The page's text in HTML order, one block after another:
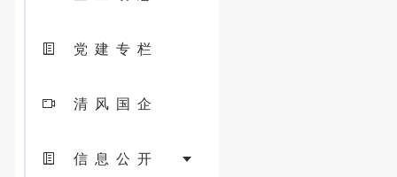
党建专栏
清风国企
信息公开